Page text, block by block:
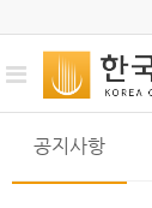
공지사항